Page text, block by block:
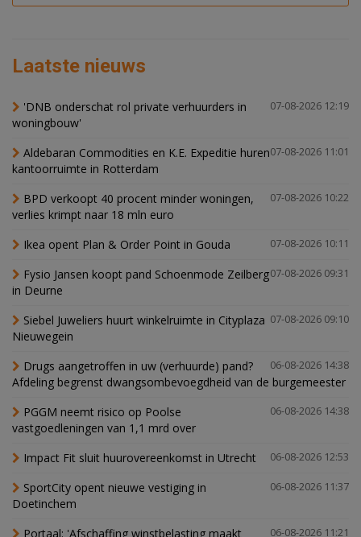
Laatste nieuws
07-08-2026 12:19
'DNB onderschat rol private verhuurders in
woningbouw'
07-08-2026 11:01
Aldebaran Commodities en K.E. Expeditie huren
kantoorruimte in Rotterdam
07-08-2026 10:22
BPD verkoopt 40 procent minder woningen,
verlies krimpt naar 18 mln euro
07-08-2026 10:11
Ikea opent Plan & Order Point in Gouda
07-08-2026 09:31
Fysio Jansen koopt pand Schoenmode Zeilberg
in Deurne
07-08-2026 09:10
Siebel Juweliers huurt winkelruimte in Cityplaza
Nieuwegein
06-08-2026 14:38
Drugs aangetroffen in uw (verhuurde) pand?
Afdeling begrenst dwangsombevoegdheid van de burgemeester
06-08-2026 14:38
PGGM neemt risico op Poolse
vastgoedleningen van 1,1 mrd over
06-08-2026 12:53
Impact Fit sluit huurovereenkomst in Utrecht
06-08-2026 11:37
SportCity opent nieuwe vestiging in
Doetinchem
06-08-2026 11:21
Portaal: 'Afschaffing winstbelasting maakt